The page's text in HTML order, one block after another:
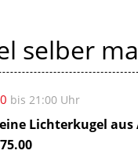
selber
bis 21:00 Uhr
Lichterkugel